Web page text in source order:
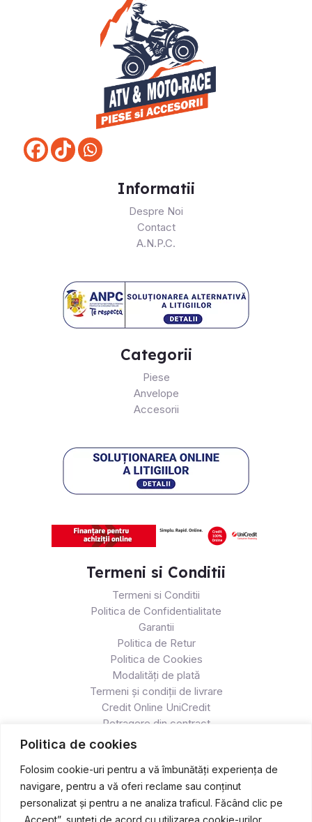
Politica de cookies
Folosim cookie-uri pentru a vă îmbunătăți experiența de
navigare, pentru a vă oferi reclame sau conținut
personalizat și pentru a ne analiza traficul. Făcând clic pe
„Accept”, sunteți de acord cu utilizarea cookie-urilor.
Informatii
Despre Noi
Contact
A.N.P.C.
Categorii
Piese
Anvelope
Accesorii
Termeni si Conditii
Termeni si Conditii
Politica de Confidentialitate
Garantii
Politica de Retur
Politica de Cookies
Modalități de plată
Termeni și condiții de livrare
Credit Online UniCredit
Retragere din contract